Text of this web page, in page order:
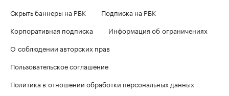
Скрыть баннеры на РБК
Подписка на РБК
Корпоративная подписка
Информация об ограничениях
О соблюдении авторских прав
Пользовательское соглашение
Политика в отношении обработки персональных данных